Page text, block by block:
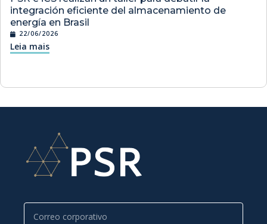
integración eficiente del almacenamiento de
energía en Brasil
22/06/2026
Leia mais